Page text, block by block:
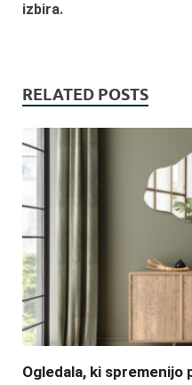
izbira.
RELATED POSTS
Ogledala, ki